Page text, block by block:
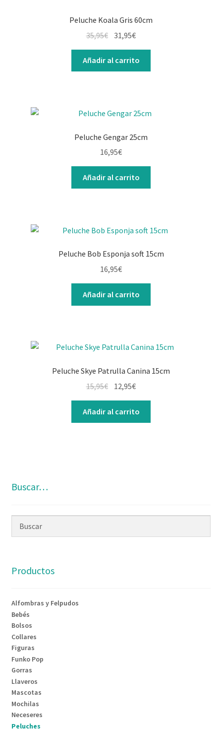
Peluche Koala Gris 60cm
35,95€ 31,95€
Añadir al carrito
Peluche Gengar 25cm
16,95€
Añadir al carrito
Peluche Bob Esponja soft 15cm
16,95€
Añadir al carrito
Peluche Skye Patrulla Canina 15cm
15,95€ 12,95€
Añadir al carrito
Buscar…
Productos
Alfombras y Felpudos
Bebés
Bolsos
Collares
Figuras
Funko Pop
Gorras
Llaveros
Mascotas
Mochilas
Neceseres
Peluches